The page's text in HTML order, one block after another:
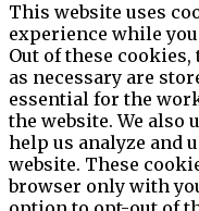
This website uses
experience while
Out of these
as necessary are
essential for the
the website. We
help us analyze and
website. These
browser only with